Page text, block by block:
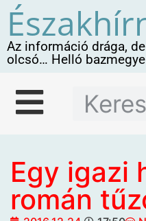
Az információ drága,
olcsó… Helló bazmegye
Egy igazi
román